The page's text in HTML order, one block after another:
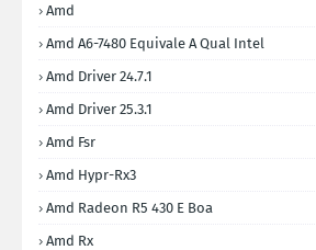
Amd
Amd A6-7480 Equivale A Qual Intel
Amd Driver 24.7.1
Amd Driver 25.3.1
Amd Fsr
Amd Hypr-Rx3
Amd Radeon R5 430 E Boa
Amd Rx